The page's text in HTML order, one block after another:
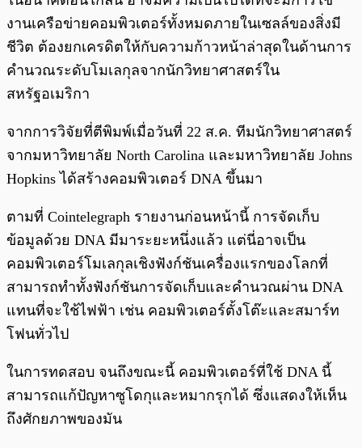
งานเครือข่ายคอมพิวเตอร์ทั้งหมดภายในเซลล์ของสิ่งมี
ชีวิต ต้องยกเครดิตให้กับความก้าวหน้าล่าสุดในด้านการ
คำนวณระดับโมเลกุลจากนักวิทยาศาสตร์ใน
สหรัฐอเมริกา
จากการวิจัยที่ตีพิมพ์เมื่อวันที่ 22 ส.ค. ทีมนักวิทยาศาสตร์
จากมหาวิทยาลัย North Carolina และมหาวิทยาลัย Johns
Hopkins ได้สร้างคอมพิวเตอร์ DNA ขึ้นมา
ตามที่ Cointelegraph รายงานก่อนหน้านี้ การจัดเก็บ
ข้อมูลด้วย DNA มีมาระยะหนึ่งแล้ว แต่นี่อาจเป็น
คอมพิวเตอร์โมเลกุลเชิงฟังก์ชันเครื่องแรกของโลกที่
สามารถทำทั้งฟังก์ชันการจัดเก็บและคำนวณผ่าน DNA
แทนที่จะใช้ไฟฟ้า เช่น คอมพิวเตอร์ตั้งโต๊ะและสมาร์ท
โฟนทั่วไป
ในการทดสอบ จนถึงขณะนี้ คอมพิวเตอร์ที่ใช้ DNA นี้
สามารถแก้ปัญหาซูโดกุและหมากรุกได้ ซึ่งแสดงให้เห็น
ถึงศักยภาพของมัน